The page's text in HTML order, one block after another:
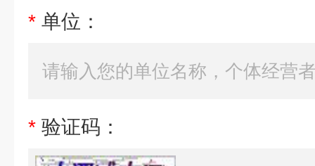
* 单位：
* 验证码：